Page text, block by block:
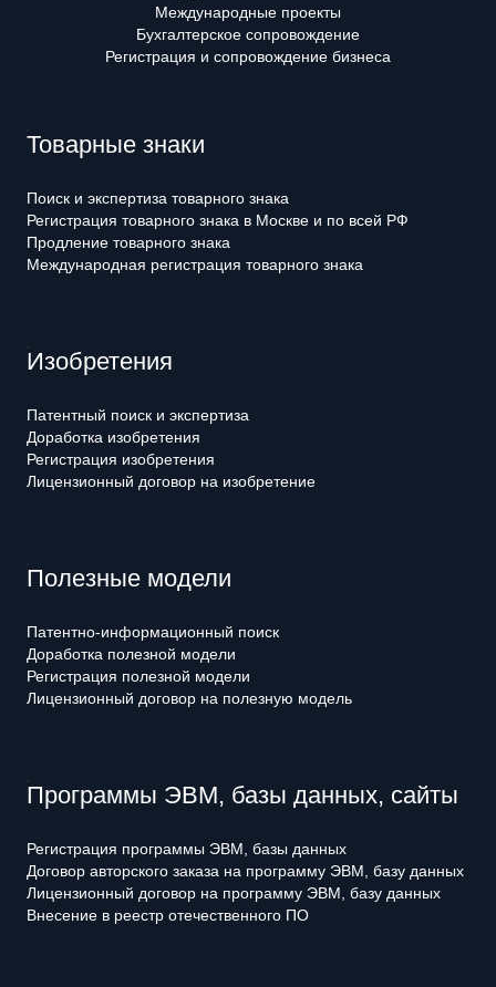
Международные проекты
Бухгалтерское сопровождение
Регистрация и сопровождение бизнеса
Товарные знаки
Поиск и экспертиза товарного знака
Регистрация товарного знака в Москве и по всей РФ
Продление товарного знака
Международная регистрация товарного знака
Изобретения
Патентный поиск и экспертиза
Доработка изобретения
Регистрация изобретения
Лицензионный договор на изобретение
Полезные модели
Патентно-информационный поиск
Доработка полезной модели
Регистрация полезной модели
Лицензионный договор на полезную модель
Программы ЭВМ, базы данных, сайты
Регистрация программы ЭВМ, базы данных
Договор авторского заказа на программу ЭВМ, базу данных
Лицензионный договор на программу ЭВМ, базу данных
Внесение в реестр отечественного ПО